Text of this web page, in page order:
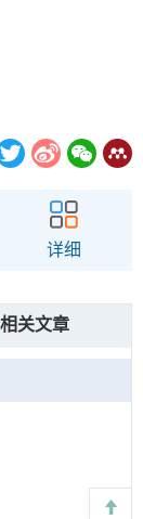
详细
相关文章